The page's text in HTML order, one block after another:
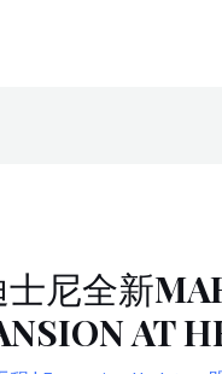
尼全新
AT